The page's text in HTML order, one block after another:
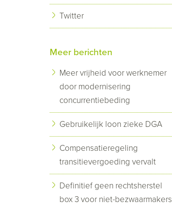
Twitter
Meer berichten
Meer vrijheid voor werknemer
door modernisering
concurrentiebeding
Gebruikelijk loon zieke DGA
Compensatieregeling
transitievergoeding vervalt
Definitief geen rechtsherstel
box 3 voor niet-bezwaarmakers